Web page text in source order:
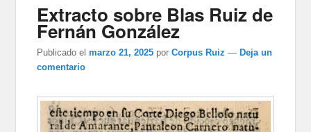
Extracto sobre Blas Ruiz de
Fernán González
Publicado el marzo 21, 2025 porCorpus Ruiz —Deja un
comentario